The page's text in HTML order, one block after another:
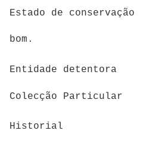
Estado de conservação
bom.
Entidade detentora
Colecção Particular
Historial